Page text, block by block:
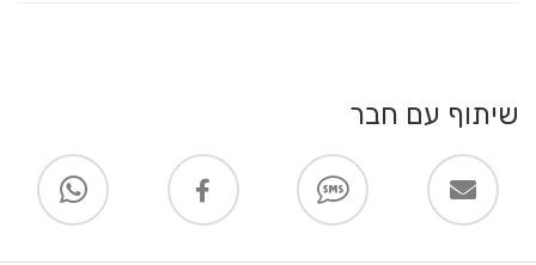
שיתוף עם חבר